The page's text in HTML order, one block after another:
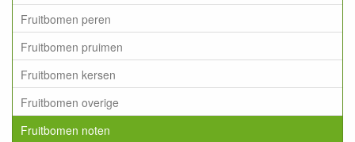
Fruitbomen peren
Fruitbomen pruimen
Fruitbomen kersen
Fruitbomen overige
Fruitbomen noten